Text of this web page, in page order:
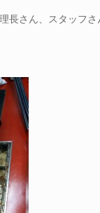
長さん、スタッフ